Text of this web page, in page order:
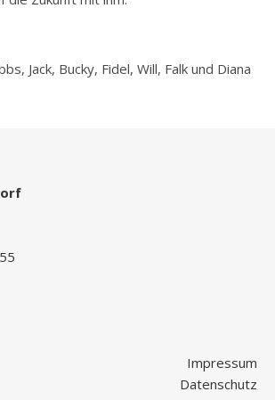
Jack, Bucky, Fidel, Will, Falk und Diana
Impressum
Datenschutz